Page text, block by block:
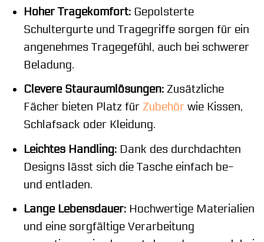
Hoher Tragekomfort:Gepolsterte
Schultergurte und Tragegriffe sorgen für ein
angenehmes Tragegefühl, auch bei schwerer
Beladung.
Clevere Stauraumlösungen:Zusätzliche
Fächer bieten Platz für Zubehörwie Kissen,
Schlafsack oder Kleidung.
Leichtes Handling:Dank des durchdachten
Designs lässt sich die Tasche einfach be-
und entladen.
Lange Lebensdauer:Hochwertige Materialien
und eine sorgfältige Verarbeitung